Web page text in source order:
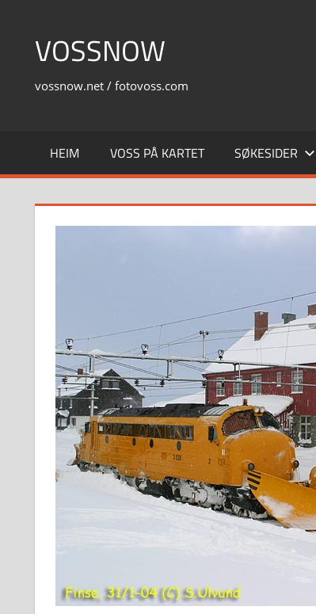
contentVOSSNOW
vossnow.net / fotovoss.com
HEIM VOSS PÅ KARTET SØKESIDER